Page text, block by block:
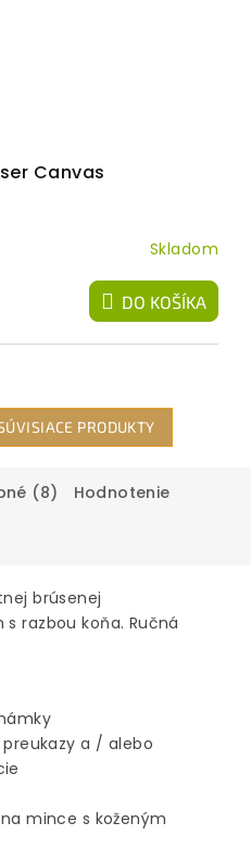
Canvas
Skladom
DO KOŠÍKA
PRODUKTY
(8) Hodnotenie
brúsenej
s razbou koňa. Ručná
a / alebo
mince s koženým